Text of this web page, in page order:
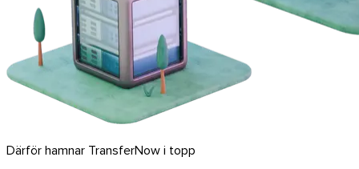
Android
Därför hamnar TransferNow i topp